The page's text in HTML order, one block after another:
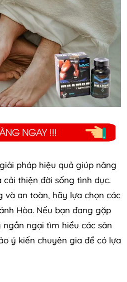
pháp hiệu quả giúp nâng
cải thiện đời sống tình dục.
và an toàn, hãy lựa chọn các
Hòa. Nếu bạn đang gặp
ngại tìm hiểu các sản
ý kiến chuyên gia để có lựa